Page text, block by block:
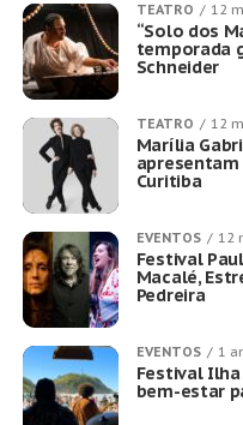
TEATRO 12
“Solo dos
temporada
Schneider
TEATRO 12
Marília
apresentam
Curitiba
EVENTOS 12
Festival
Macalé,
Pedreira
EVENTOS 1
Festival
bem-estar